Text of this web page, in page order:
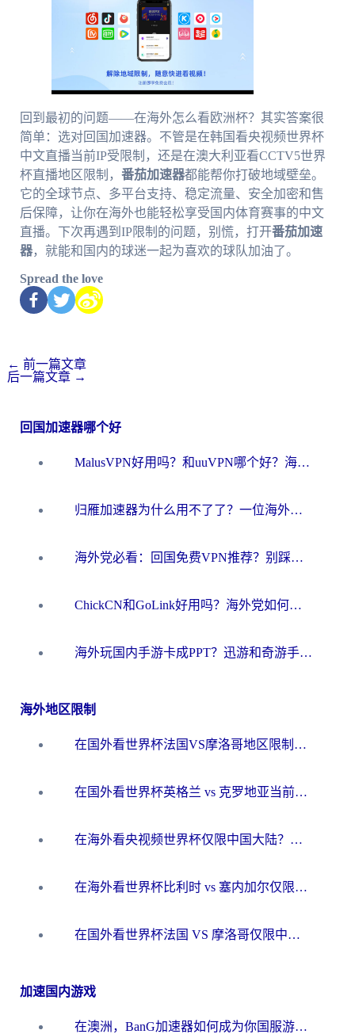
回到最初的问题——在海外怎么看欧洲杯？其实答案很
简单：选对回国加速器。不管是在韩国看央视频世界杯
中文直播当前IP受限制，还是在澳大利亚看CCTV5世界
杯直播地区限制， 番茄加速器都能帮你打破地域壁垒。
它的全球节点、多平台支持、稳定流量、安全加密和售
后保障，让你在海外也能轻松享受国内体育赛事的中文
直播。下次再遇到IP限制的问题，别慌，打开番茄加速
器，就能和国内的球迷一起为喜欢的球队加油了。
Spread the love
← 前一篇文章
后一篇文章 →
回国加速器哪个好
MalusVPN好用吗？和uuVPN哪个好？海外党无缝访问国内资源的真实对比与选择指南
归雁加速器为什么用不了了？一位海外游子的真实困惑与技术解答
海外党必看：回国免费VPN推荐？别踩坑！教你选对加速器无缝刷国内资源
ChickCN和GoLink好用吗？海外党如何选对回国加速器
海外玩国内手游卡成PPT？迅游和奇游手游哪个好？一篇讲透回国加速器怎么选
海外地区限制
在国外看世界杯法国VS摩洛哥地区限制？这篇指南让你流畅看中文解说无压力
在国外看世界杯英格兰 vs 克罗地亚当前地区不可播放？这篇指南帮你搞定所有海外观赛难题
在海外看央视频世界杯仅限中国大陆？这篇指南帮你解锁中文解说+无卡顿直播
在海外看世界杯比利时 vs 塞内加尔仅限中国大陆？我找到了最流畅的中文解说之路
在国外看世界杯法国 VS 摩洛哥仅限中国大陆？海外党这样看中文解说赛事不卡顿
加速国内游戏
在澳洲，BanG加速器如何成为你国服游戏的“时光机”？